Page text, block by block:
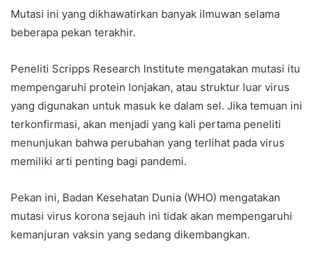
Mutasi ini yang dikhawatirkan banyak ilmuwan selama
beberapa pekan terakhir.
Peneliti Scripps Research Institute mengatakan mutasi itu
mempengaruhi protein lonjakan, atau struktur luar virus
yang digunakan untuk masuk ke dalam sel. Jika temuan ini
terkonfirmasi, akan menjadi yang kali pertama peneliti
menunjukan bahwa perubahan yang terlihat pada virus
memiliki arti penting bagi pandemi.
Pekan ini, Badan Kesehatan Dunia (WHO) mengatakan
mutasi virus korona sejauh ini tidak akan mempengaruhi
kemanjuran vaksin yang sedang dikembangkan.